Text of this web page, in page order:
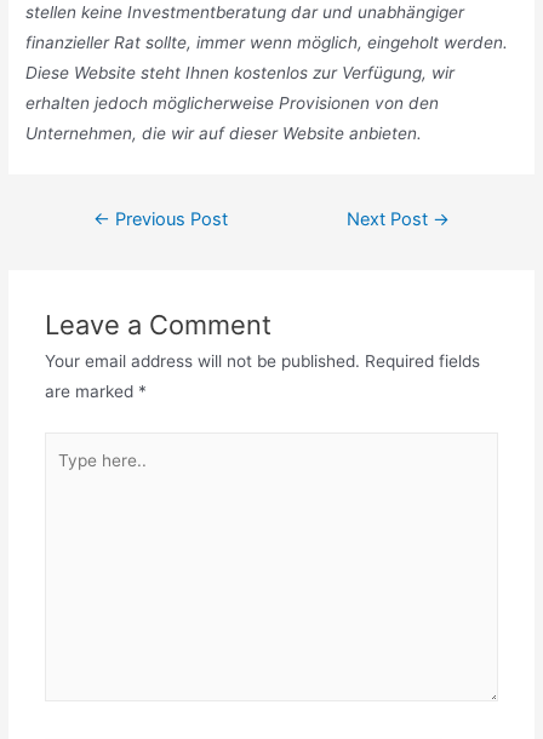
stellen keine Investmentberatung dar und unabhängiger
finanzieller Rat sollte, immer wenn möglich, eingeholt werden.
Diese Website steht Ihnen kostenlos zur Verfügung, wir
erhalten jedoch möglicherweise Provisionen von den
Unternehmen, die wir auf dieser Website anbieten.
Post← Previous Post Next Post →
Leave a Comment
Your email address will not be published. Required fields
are marked *
here..